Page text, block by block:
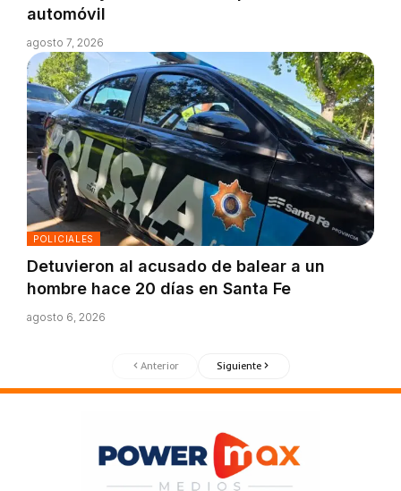
automóvil
agosto 7, 2026
POLICIALES
Detuvieron al acusado de balear a un
hombre hace 20 días en Santa Fe
agosto 6, 2026
Anterior Siguiente